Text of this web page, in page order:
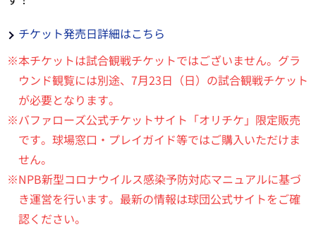
チケット発売日詳細はこちら
※本チケットは試合観戦チケットではございません。グラ
ウンド観覧には別途、7月23日（日）の試合観戦チケット
が必要となります。
※バファローズ公式チケットサイト「オリチケ」限定販売
です。球場窓口・プレイガイド等ではご購入いただけま
せん。
※NPB新型コロナウイルス感染予防対応マニュアルに基づ
き運営を行います。最新の情報は球団公式サイトをご確
認ください。